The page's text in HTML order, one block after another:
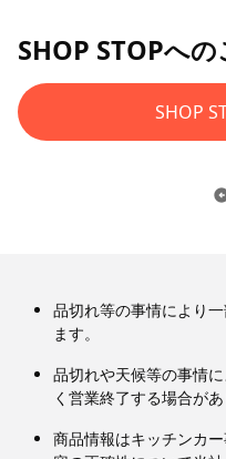
SHOP STOPへの
SHOP
品切れ等の事情により
ます。
品切れや天候等の事情
く営業終了する場合があ
商品情報はキッチンカ